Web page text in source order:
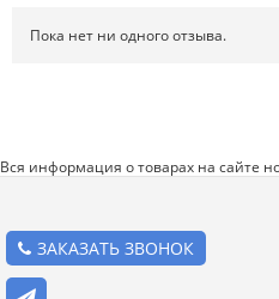
Спецодежда и СИЗ
Пока нет ни одного отзыва.
Вся информация о товарах на сайте
ЗАКАЗАТЬ ЗВОНОК